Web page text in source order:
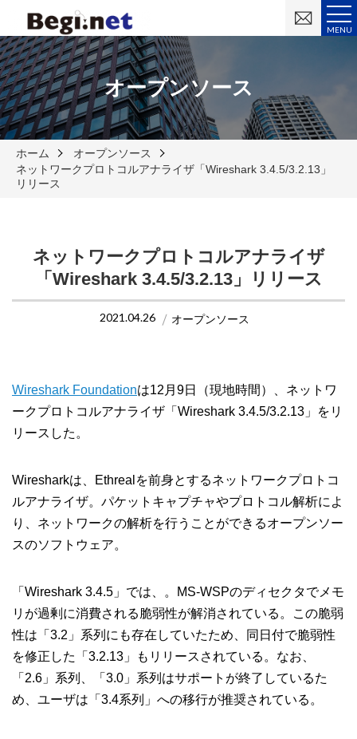
MENU
い
オープンソース
ホーム
オープンソース
ネットワークプロトコルアナライザ「Wireshark 3.4.5/3.2.13」
リリース
ネットワークプロトコルアナライザ
「Wireshark 3.4.5/3.2.13」リリース
2021.04.26 オープンソース
Wireshark Foundationは12月9日（現地時間）、ネットワ
ークプロトコルアナライザ「Wireshark 3.4.5/3.2.13」をリ
リースした。
Wiresharkは、Ethrealを前身とするネットワークプロトコ
ルアナライザ。パケットキャプチャやプロトコル解析によ
り、ネットワークの解析を行うことができるオープンソー
スのソフトウェア。
「Wireshark 3.4.5」では、。MS-WSPのディセクタでメモ
リが過剰に消費される脆弱性が解消されている。この脆弱
性は「3.2」系列にも存在していたため、同日付で脆弱性
を修正した「3.2.13」もリリースされている。なお、
「2.6」系列、「3.0」系列はサポートが終了しているた
め、ユーザは「3.4系列」への移行が推奨されている。